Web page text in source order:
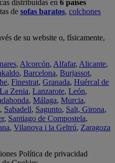
distribuidas en 6 países
de sofas baratos, colchones
de su website o, físicamente,
, Alcorcón, Alfafar, Alicante,
, Barcelona, Burjassot,
, Finestrat, Granada, Huércal de
La Zenia, Lanzarote, León,
, Málaga, Murcia,
, Sabadell, Sagunto, Salt, Girona,
, Santiago de Compostela,
, Vilanova i la Geltrú, Zaragoza
Política de privacidad